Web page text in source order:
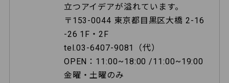
立つアイデアが溢れています。
〒153-0044 東京都目黒区大橋 2-16
-26 1F・2F
tel.03-6407-9081（代）
OPEN：11:00~18:00 /11:00~19:00
金曜・土曜のみ